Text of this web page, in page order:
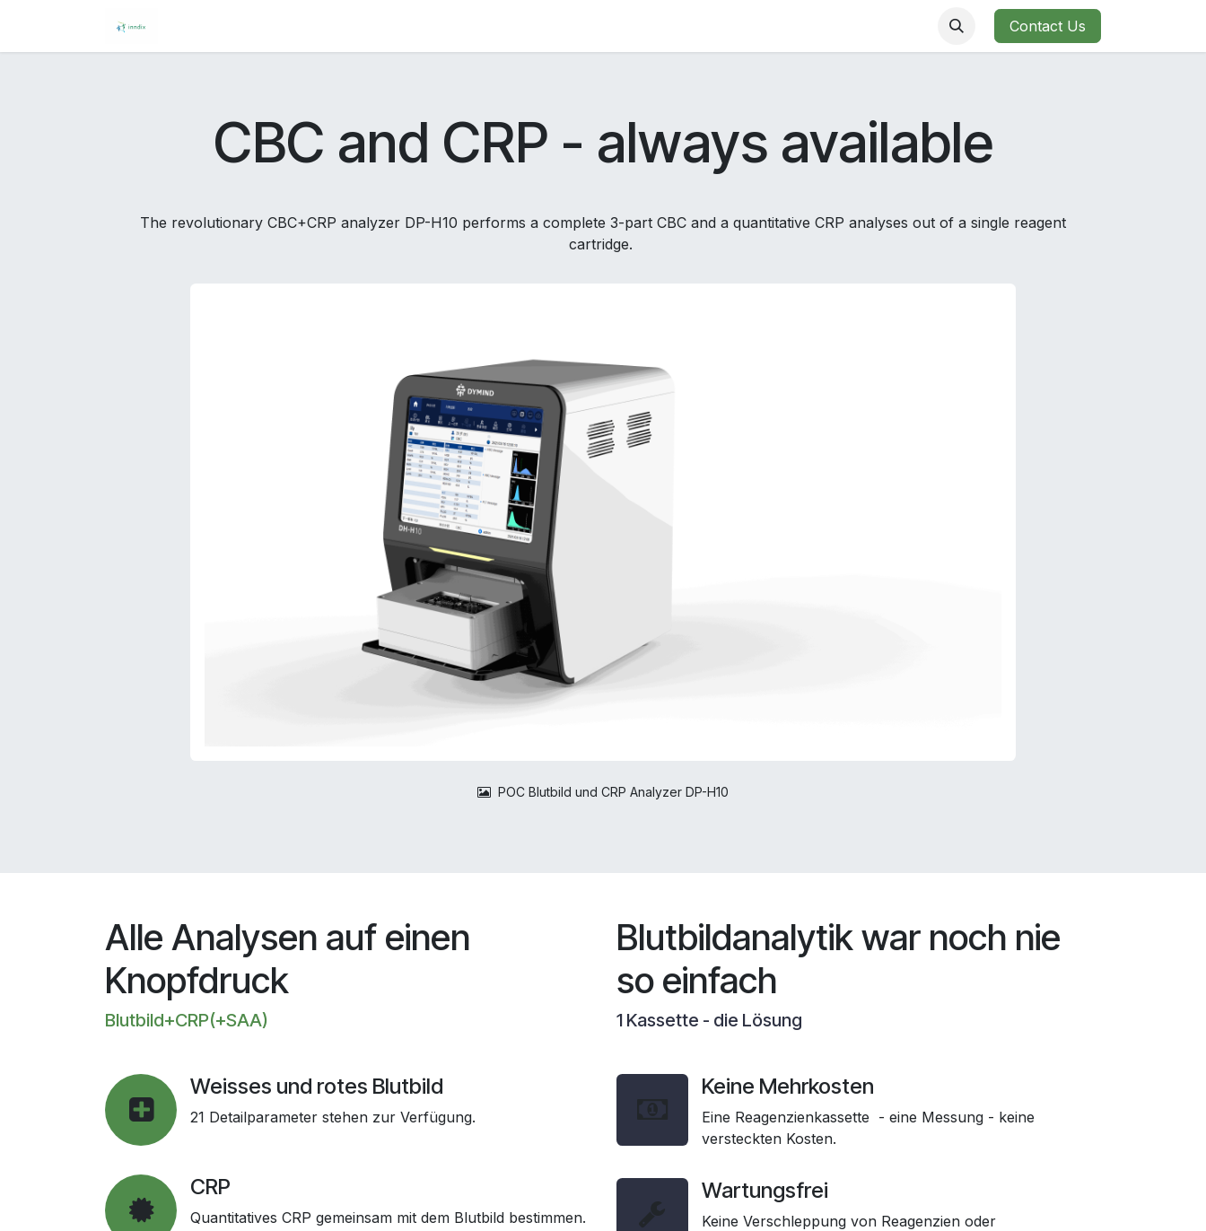
Contact Us
CBC and CRP - always available
The revolutionary CBC+CRP analyzer DP-H10 performs a complete 3-part CBC and a quantitative CRP analyses out of a single reagent
cartridge.
POC Blutbild und CRP Analyzer DP-H10
Alle Analysen auf einen
Knopfdruck
Blutbild+CRP(+SAA)
Weisses und rotes Blutbild
21 Detailparameter stehen zur Verfügung.
CRP
Quantitatives CRP gemeinsam mit dem Blutbild bestimmen.
Blutbildanalytik war noch nie
so einfach
1 Kassette - die Lösung
Keine Mehrkosten
Eine Reagenzienkassette - eine Messung - keine
versteckten Kosten.
Wartungsfrei
Keine Verschleppung von Reagenzien oder